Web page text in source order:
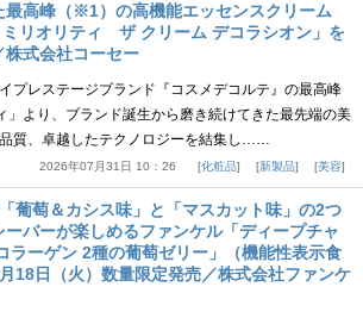
最高峰（※1）の高機能エッセンスクリーム
ミリオリティ ザ クリーム デコラシオン」を
株式会社コーセー
プレステージブランド『コスメデコルテ』の最高峰
」より、ブランド誕生から磨き続けてきた最先端の美
質、卓越したテクノロジーを結集し……
2026年07月31日 10：26 化粧品 新製品 美容
葡萄＆カシス味」と「マスカット味」の2つ
ーバーが楽しめるファンケル「ディープチャ
ラーゲン 2種の葡萄ゼリー」（機能性表示食
18日（火）数量限定発売／株式会社ファンケ